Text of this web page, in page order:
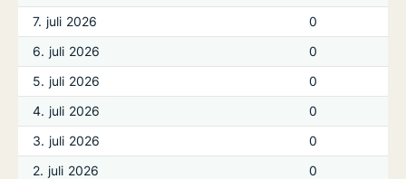
7. juli 2026
0
6. juli 2026
0
5. juli 2026
0
4. juli 2026
0
3. juli 2026
0
2. juli 2026
0